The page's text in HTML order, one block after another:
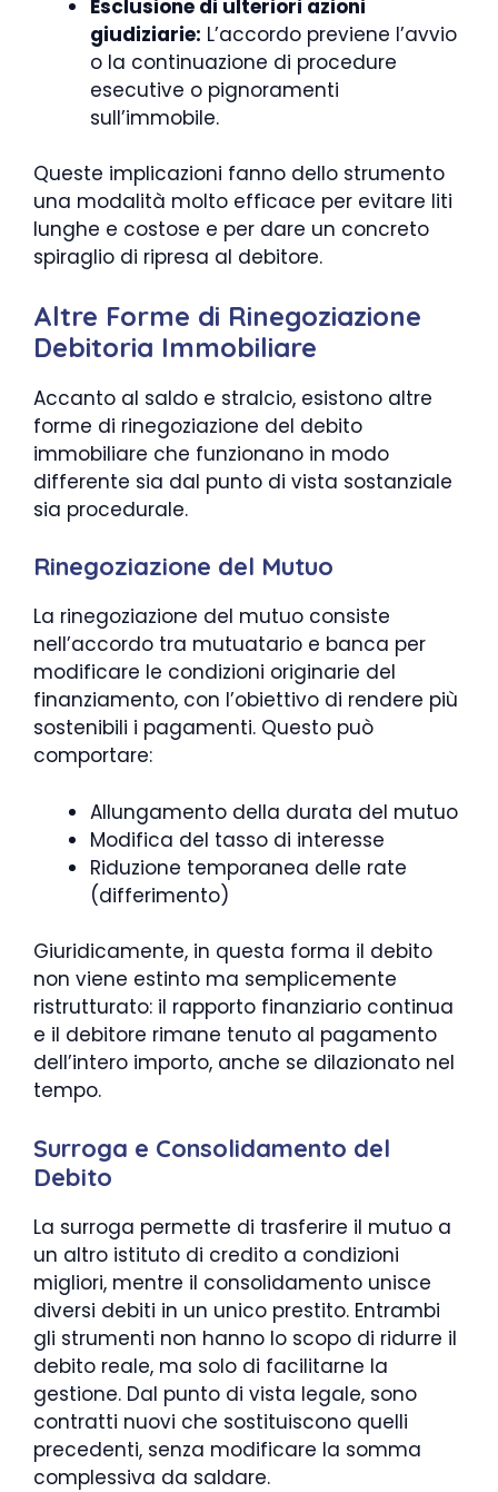
Esclusione di ulteriori azioni
giudiziarie: L’accordo previene l’avvio
o la continuazione di procedure
esecutive o pignoramenti
sull’immobile.
Queste implicazioni fanno dello strumento
una modalità molto efficace per evitare liti
lunghe e costose e per dare un concreto
spiraglio di ripresa al debitore.
Altre Forme di Rinegoziazione
Debitoria Immobiliare
Accanto al saldo e stralcio, esistono altre
forme di rinegoziazione del debito
immobiliare che funzionano in modo
differente sia dal punto di vista sostanziale
sia procedurale.
Rinegoziazione del Mutuo
La rinegoziazione del mutuo consiste
nell’accordo tra mutuatario e banca per
modificare le condizioni originarie del
finanziamento, con l’obiettivo di rendere più
sostenibili i pagamenti. Questo può
comportare:
Allungamento della durata del mutuo
Modifica del tasso di interesse
Riduzione temporanea delle rate
(differimento)
Giuridicamente, in questa forma il debito
non viene estinto ma semplicemente
ristrutturato: il rapporto finanziario continua
e il debitore rimane tenuto al pagamento
dell’intero importo, anche se dilazionato nel
tempo.
Surroga e Consolidamento del
Debito
La surroga permette di trasferire il mutuo a
un altro istituto di credito a condizioni
migliori, mentre il consolidamento unisce
diversi debiti in un unico prestito. Entrambi
gli strumenti non hanno lo scopo di ridurre il
debito reale, ma solo di facilitarne la
gestione. Dal punto di vista legale, sono
contratti nuovi che sostituiscono quelli
precedenti, senza modificare la somma
complessiva da saldare.